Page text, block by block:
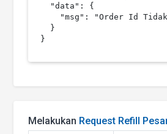
  "data": {
"msg": "Order Id
  }
Melakukan Request Refill